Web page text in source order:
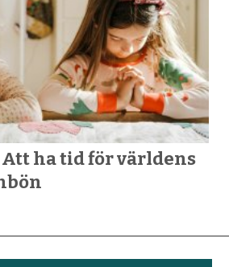
ha tid för världens